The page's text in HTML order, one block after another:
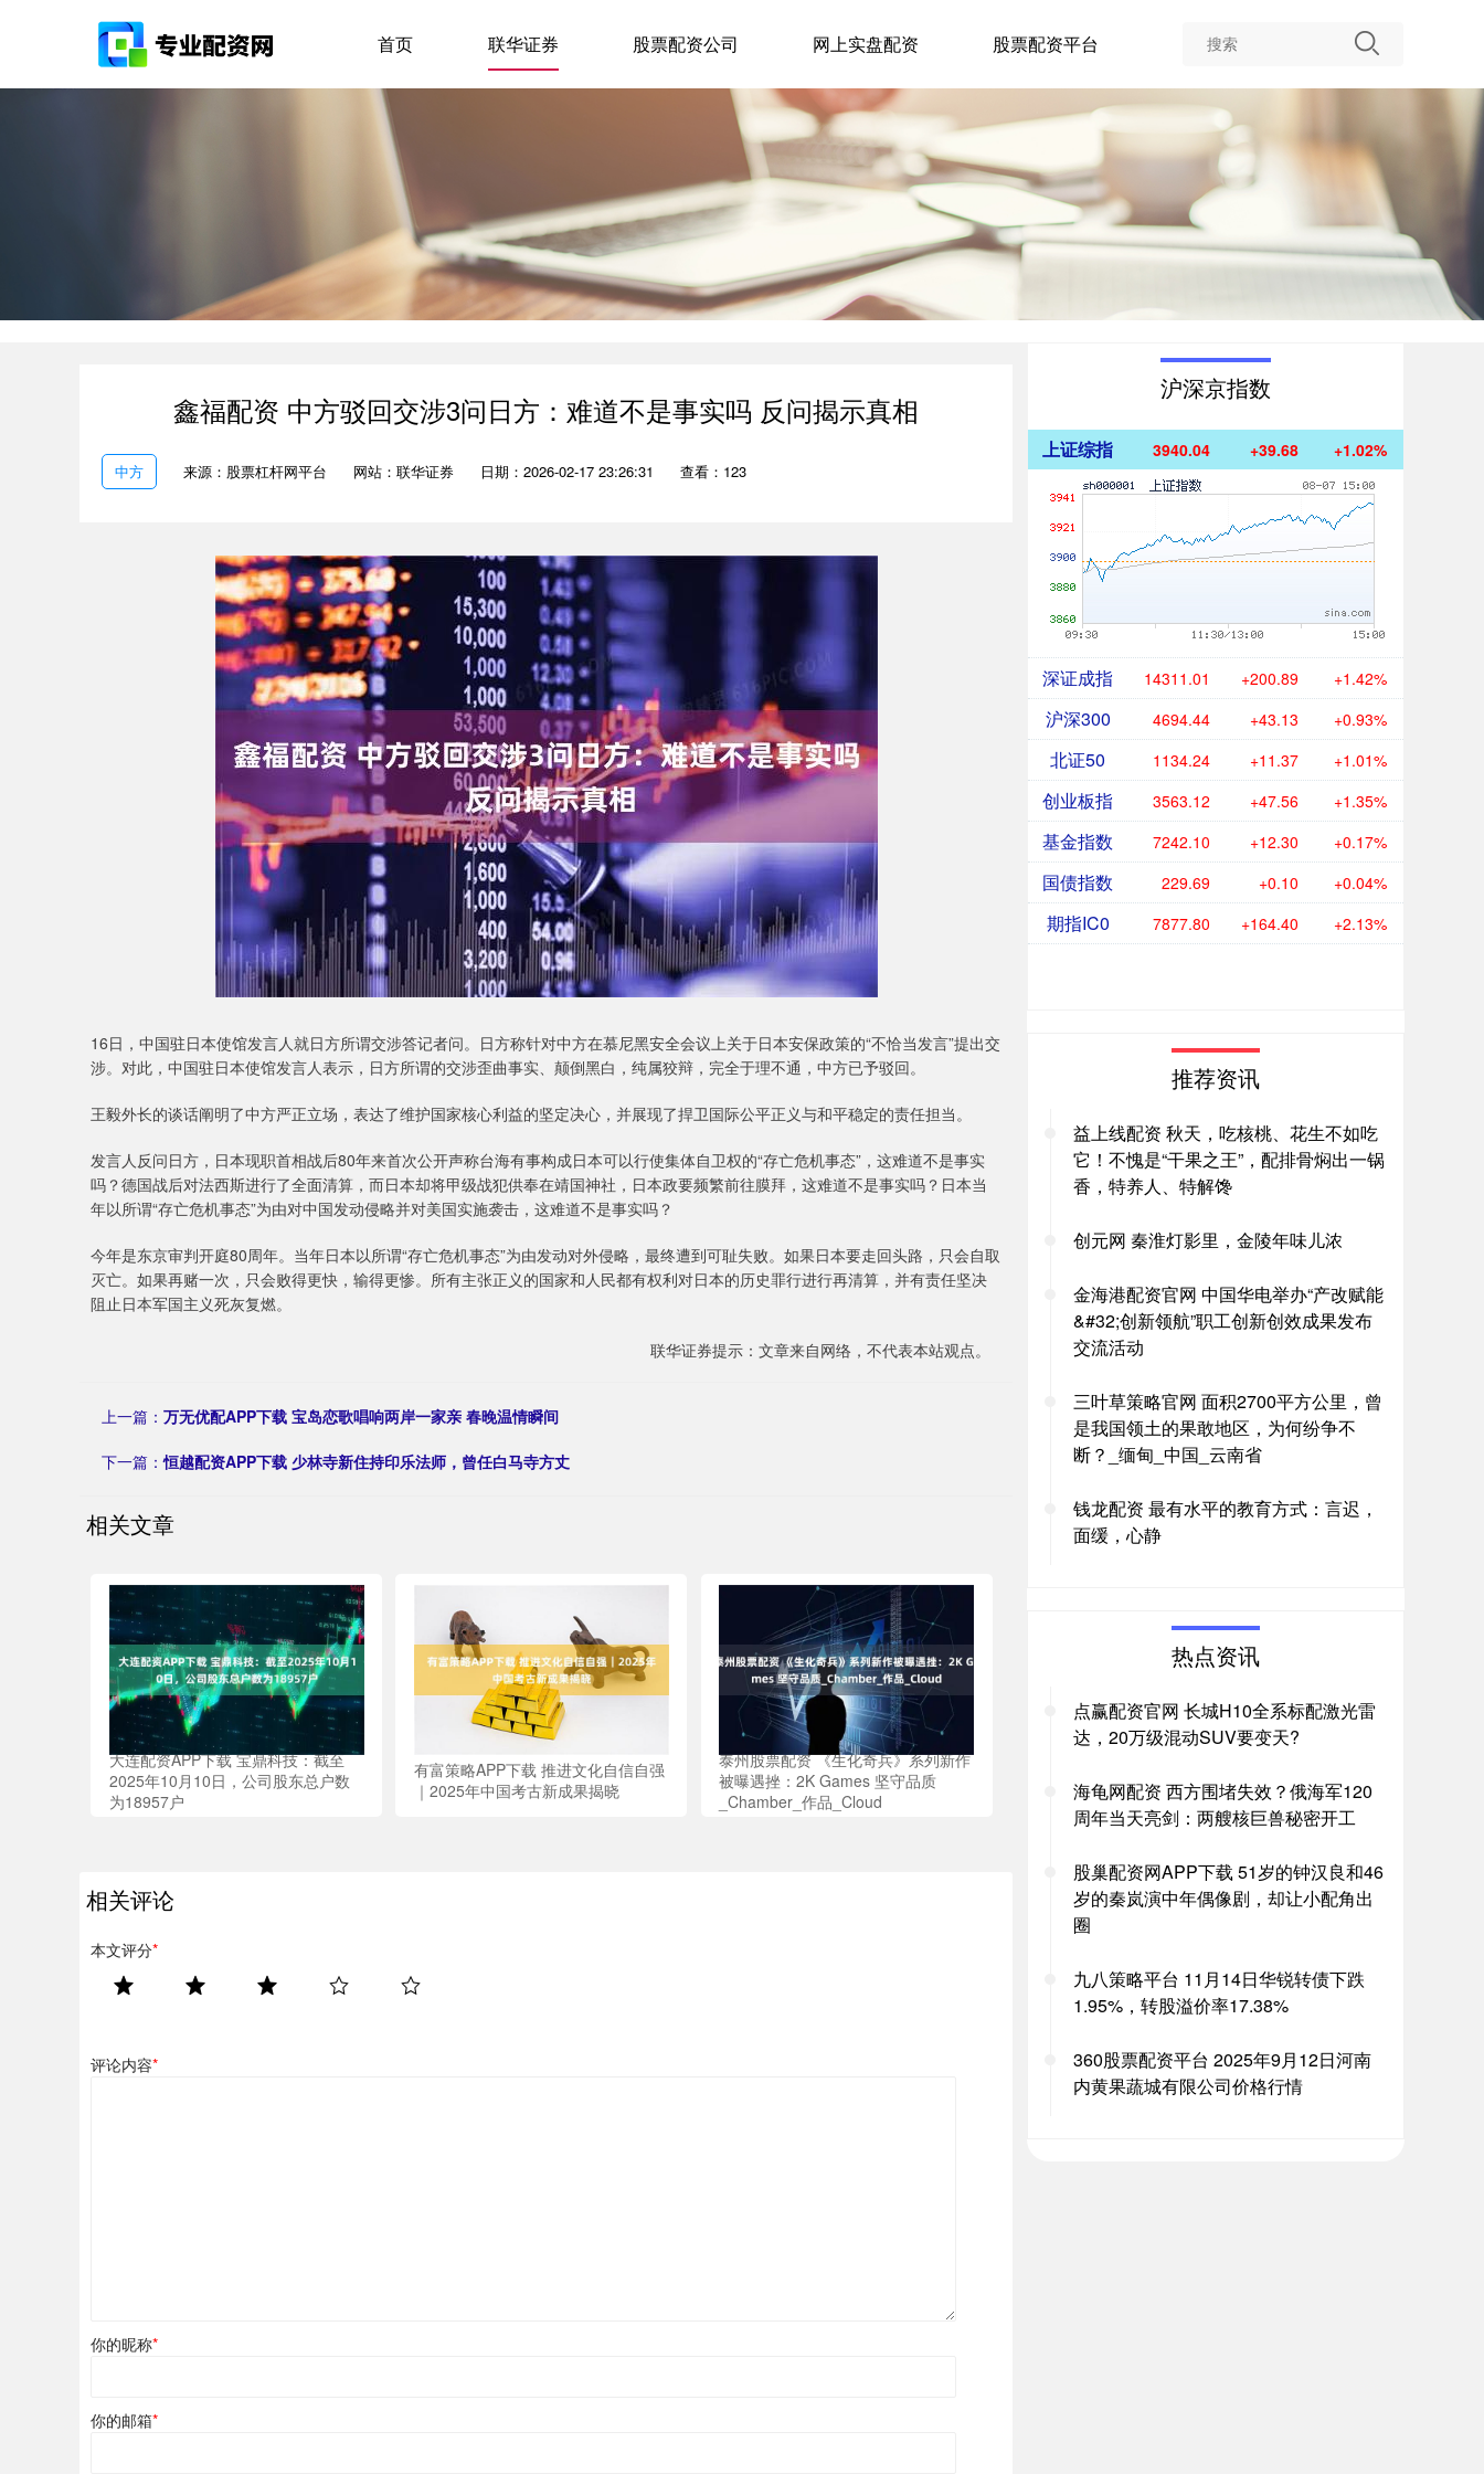
首页 联华证券 股票配资公司 网上实盘配资 股票配资平台
鑫福配资 中方驳回交涉3问日方：难道不是事实吗 反问揭示真相
中方 来源：股票杠杆网平台 网站：联华证券 日期：2026-02-17 23:26:31 查看：123
16日，中国驻日本使馆发言人就日方所谓交涉答记者问。日方称针对中方在慕尼黑安全会议上关于日本安保政策的“不恰当发言”提出交
涉。对此，中国驻日本使馆发言人表示，日方所谓的交涉歪曲事实、颠倒黑白，纯属狡辩，完全于理不通，中方已予驳回。
王毅外长的谈话阐明了中方严正立场，表达了维护国家核心利益的坚定决心，并展现了捍卫国际公平正义与和平稳定的责任担当。
发言人反问日方，日本现职首相战后80年来首次公开声称台海有事构成日本可以行使集体自卫权的“存亡危机事态”，这难道不是事实
吗？德国战后对法西斯进行了全面清算，而日本却将甲级战犯供奉在靖国神社，日本政要频繁前往膜拜，这难道不是事实吗？日本当
年以所谓“存亡危机事态”为由对中国发动侵略并对美国实施袭击，这难道不是事实吗？
今年是东京审判开庭80周年。当年日本以所谓“存亡危机事态”为由发动对外侵略，最终遭到可耻失败。如果日本要走回头路，只会自取
灭亡。如果再赌一次，只会败得更快，输得更惨。所有主张正义的国家和人民都有权利对日本的历史罪行进行再清算，并有责任坚决
阻止日本军国主义死灰复燃。
联华证券提示：文章来自网络，不代表本站观点。
上一篇： 万无优配APP下载 宝岛恋歌唱响两岸一家亲 春晚温情瞬间
下一篇：恒越配资APP下载 少林寺新住持印乐法师，曾任白马寺方丈
相关文章
大连配资APP下载 宝鼎科技：截至
2025年10月10日，公司股东总户数
为18957户
有富策略APP下载 推进文化自信自强
｜2025年中国考古新成果揭晓
泰州股票配资 《生化奇兵》系列新作
被曝遇挫：2K Games 坚守品质
_Chamber_作品_Cloud
相关评论
本文评分*
评论内容*
你的昵称*
你的邮箱*
沪深京指数
上证综指 3940.04 +39.68 +1.02%
深证成指 14311.01 +200.89 +1.42%
沪深300 4694.44 +43.13 +0.93%
北证50 1134.24 +11.37 +1.01%
创业板指 3563.12 +47.56 +1.35%
基金指数 7242.10 +12.30 +0.17%
国债指数 229.69 +0.10 +0.04%
期指IC0 7877.80 +164.40 +2.13%
推荐资讯
益上线配资 秋天，吃核桃、花生不如吃
它！不愧是“干果之王”，配排骨焖出一锅
香，特养人、特解馋
创元网 秦淮灯影里，金陵年味儿浓
金海港配资官网 中国华电举办“产改赋能
&#32;创新领航”职工创新创效成果发布
交流活动
三叶草策略官网 面积2700平方公里，曾
是我国领土的果敢地区，为何纷争不
断？_缅甸_中国_云南省
钱龙配资 最有水平的教育方式：言迟，
面缓，心静
热点资讯
点赢配资官网 长城H10全系标配激光雷
达，20万级混动SUV要变天?
海龟网配资 西方围堵失效？俄海军120
周年当天亮剑：两艘核巨兽秘密开工
股巢配资网APP下载 51岁的钟汉良和46
岁的秦岚演中年偶像剧，却让小配角出
圈
九八策略平台 11月14日华锐转债下跌
1.95%，转股溢价率17.38%
360股票配资平台 2025年9月12日河南
内黄果蔬城有限公司价格行情